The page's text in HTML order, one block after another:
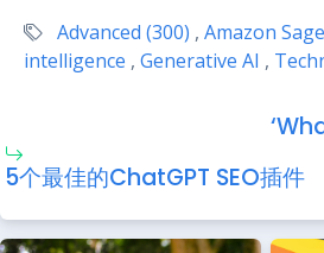
Advanced (300) , Amazon
intelligence , Generative AI ,
5个最佳的ChatGPT SEO插件